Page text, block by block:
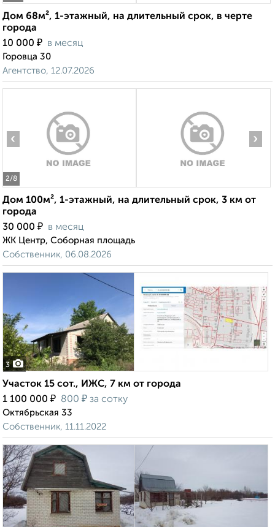
Дом 68м², 1-этажный, на длительный срок, в черте
города
10 000 ₽ в месяц
Горовца 30
Агентство, 12.07.2026
2/8
‹ ›
Дом 100м², 1-этажный, на длительный срок, 3 км от
города
30 000 ₽ в месяц
ЖК Центр, Соборная площадь
Собственник, 06.08.2026
3
Участок 15 сот., ИЖС, 7 км от города
1 100 000 ₽ 800 ₽ за сотку
Октябрьская 33
Собственник, 11.11.2022